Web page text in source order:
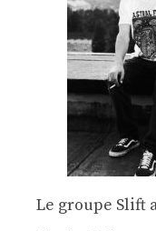
Le groupe Slift